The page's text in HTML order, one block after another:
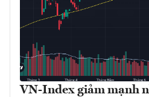
VN-Index giảm mạnh